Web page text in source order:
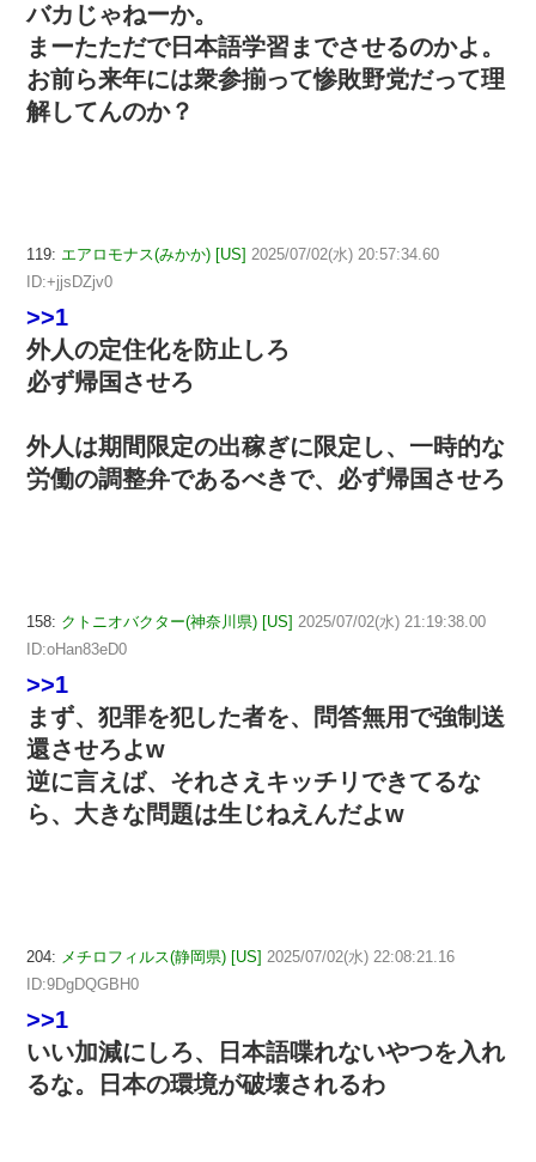
バカじゃねーか。
まーたただで日本語学習までさせるのかよ。
お前ら来年には衆参揃って惨敗野党だって理
解してんのか？
119: エアロモナス(みかか) [US] 2025/07/02(水) 20:57:34.60
ID:+jjsDZjv0
>>1
外人の定住化を防止しろ
必ず帰国させろ
外人は期間限定の出稼ぎに限定し、一時的な
労働の調整弁であるべきで、必ず帰国させろ
158: クトニオバクター(神奈川県) [US] 2025/07/02(水) 21:19:38.00
ID:oHan83eD0
>>1
まず、犯罪を犯した者を、問答無用で強制送
還させろよw
逆に言えば、それさえキッチリできてるな
ら、大きな問題は生じねえんだよw
204: メチロフィルス(静岡県) [US] 2025/07/02(水) 22:08:21.16
ID:9DgDQGBH0
>>1
いい加減にしろ、日本語喋れないやつを入れ
るな。日本の環境が破壊されるわ